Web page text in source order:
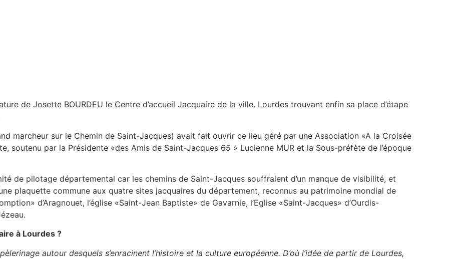
de Josette BOURDEU le Centre d’accueil Jacquaire de la ville. Lourdes trouvant enfin sa place d’étape
marcheur sur le Chemin de Saint-Jacques) avait fait ouvrir ce lieu géré par une Association «A la Croisée
soutenu par la Présidente «des Amis de Saint-Jacques 65 » Lucienne MUR et la Sous-préfète de l’époque
de pilotage départemental car les chemins de Saint-Jacques souffraient d’un manque de visibilité, et
plaquette commune aux quatre sites jacquaires du département, reconnus au patrimoine mondial de
d’Aragnouet, l’église «Saint-Jean Baptiste» de Gavarnie, l’Eglise «Saint-Jacques» d’Ourdis-
à Lourdes ?
autour desquels s’enracinent l’histoire et la culture européenne. D’où l’idée de partir de Lourdes,